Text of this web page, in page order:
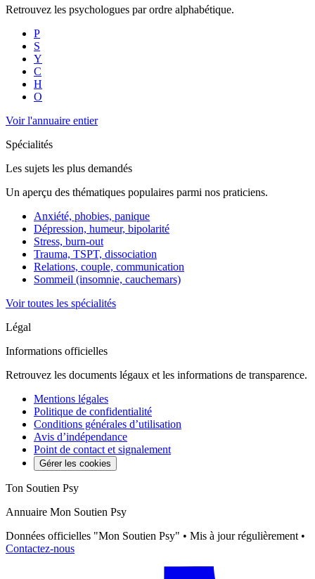
Retrouvez les psychologues par ordre alphabétique.
P
S
Y
C
H
O
Voir l'annuaire entier
Spécialités
Les sujets les plus demandés
Un aperçu des thématiques populaires parmi nos praticiens.
Anxiété, phobies, panique
Dépression, humeur, bipolarité
Stress, burn-out
Trauma, TSPT, dissociation
Relations, couple, communication
Sommeil (insomnie, cauchemars)
Voir toutes les spécialités
Légal
Informations officielles
Retrouvez les documents légaux et les informations de transparence.
Mentions légales
Politique de confidentialité
Conditions générales d’utilisation
Avis d’indépendance
Point de contact et signalement
Gérer les cookies
Ton Soutien Psy
Annuaire Mon Soutien Psy
Données officielles "Mon Soutien Psy" • Mis à jour régulièrement •
Contactez-nous